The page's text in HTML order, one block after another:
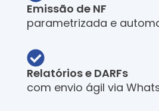
Emissão de NF
parametrizada e
Relatórios e DARFs
com envio ágil via